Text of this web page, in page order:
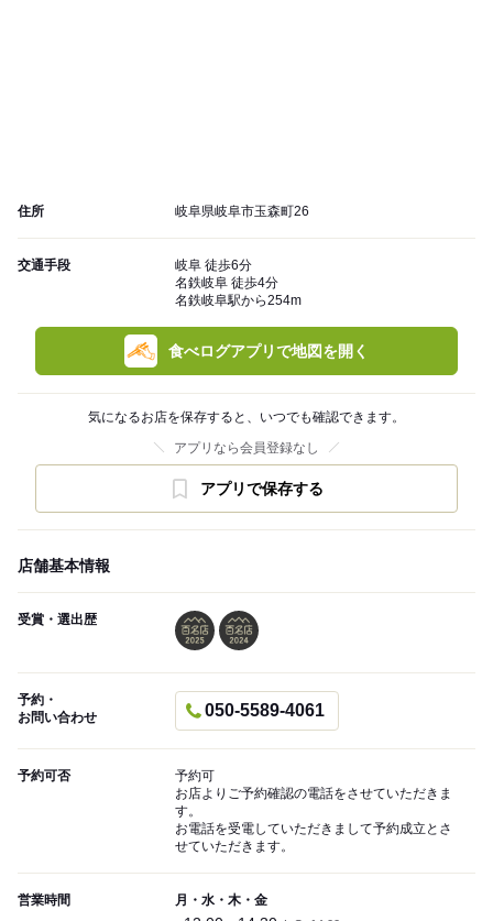
住所 岐阜県岐阜市玉森町26
交通手段
岐阜 徒歩6分
名鉄岐阜 徒歩4分
名鉄岐阜駅から254m
食べログアプリで地図を開く
気になるお店を保存すると、いつでも確認できます。
アプリなら会員登録なし
アプリで保存する
店舗基本情報
受賞・選出歴
予約・
お問い合わせ
050-5589-4061
予約可否
予約可
お店よりご予約確認の電話をさせていただきま
す。
お電話を受電していただきまして予約成立とさ
せていただきます。
営業時間 月・水・木・金